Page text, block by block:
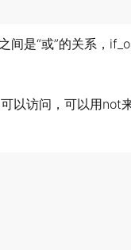
是“或”的关系，
以访问，可以用not